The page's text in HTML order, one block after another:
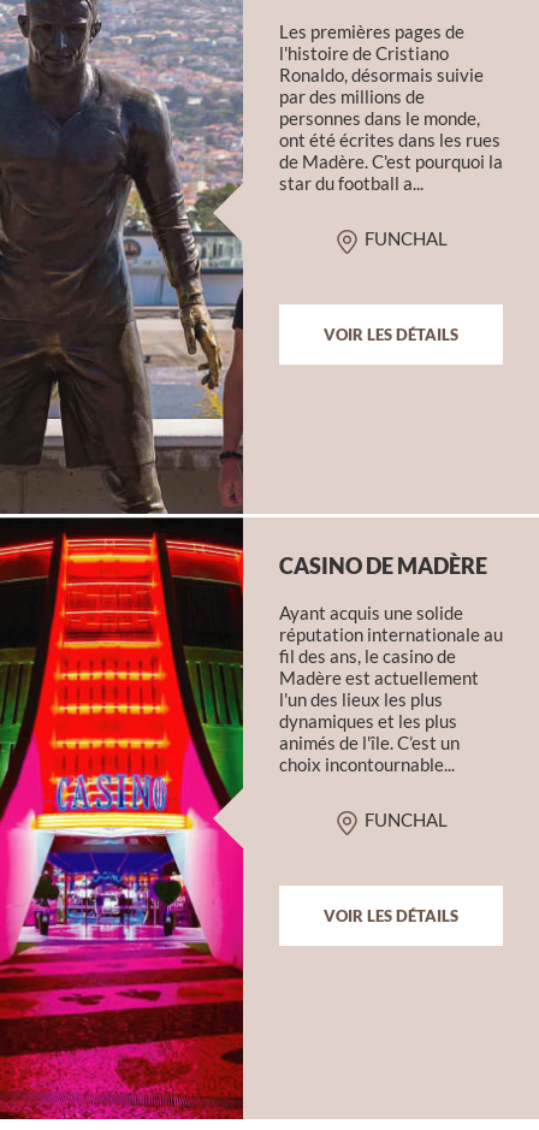
Les premières pages de
l'histoire de Cristiano
Ronaldo, désormais suivie
par des millions de
personnes dans le monde,
ont été écrites dans les rues
de Madère. C'est pourquoi la
star du football a...
FUNCHAL
VOIR LES DÉTAILS
CASINO DE MADÈRE
Ayant acquis une solide
réputation internationale au
fil des ans, le casino de
Madère est actuellement
l'un des lieux les plus
dynamiques et les plus
animés de l'île. C’est un
choix incontournable...
FUNCHAL
VOIR LES DÉTAILS